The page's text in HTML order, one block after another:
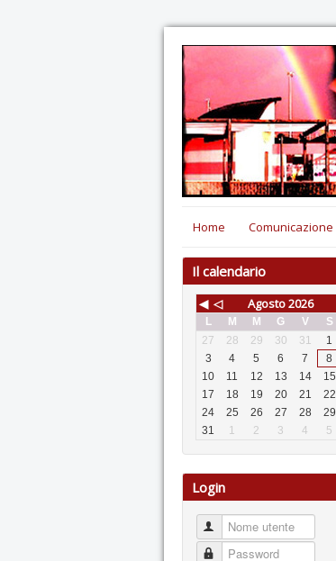
Home Comunicazione
Il calendario
◀ ◁ Agosto2026
L M M G V S
27
28 29 30 31 1
3
4 5 6 7 8
10
11 12 13 14 15
17
18 19 20 21 22
24
25 26 27 28 29
31
1 2 3 4 5
Login
Nome utente
Password